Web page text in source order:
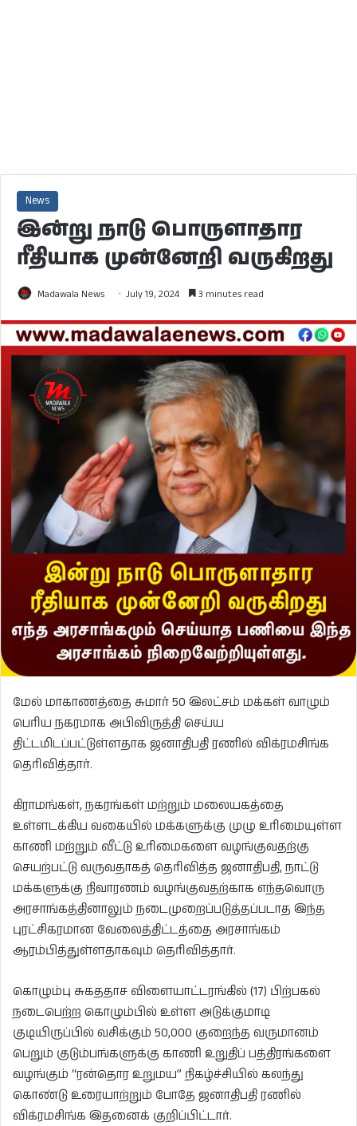
News
இன்று நாடு பொருளாதார
ரீதியாக முன்னேறி வருகிறது
Madawala News July 19, 2024 3 minutes read
மேல் மாகாணத்தை சுமார் 50 இலட்சம் மக்கள் வாழும்
பெரிய நகரமாக அபிவிருத்தி செய்ய
திட்டமிடப்பட்டுள்ளதாக ஜனாதிபதி ரணில் விக்ரமசிங்க
தெரிவித்தார்.
கிராமங்கள், நகரங்கள் மற்றும் மலையகத்தை
உள்ளடக்கிய வகையில் மக்களுக்கு முழு உரிமையுள்ள
காணி மற்றும் வீட்டு உரிமைகளை வழங்குவதற்கு
செயற்பட்டு வருவதாகத் தெரிவித்த ஜனாதிபதி, நாட்டு
மக்களுக்கு நிவாரணம் வழங்குவதற்காக எந்தவொரு
அரசாங்கத்தினாலும் நடைமுறைப்படுத்தப்படாத இந்த
புரட்சிகரமான வேலைத்திட்டத்தை அரசாங்கம்
ஆரம்பித்துள்ளதாகவும் தெரிவித்தார்.
கொழும்பு சுகததாச விளையாட்டரங்கில் (17) பிற்பகல்
நடைபெற்ற கொழும்பில் உள்ள அடுக்குமாடி
குடியிருப்பில் வசிக்கும் 50,000 குறைந்த வருமானம்
பெறும் குடும்பங்களுக்கு காணி உறுதிப் பத்திரங்களை
வழங்கும் “ரன்தொர உறுமய” நிகழ்ச்சியில் கலந்து
கொண்டு உரையாற்றும் போதே ஜனாதிபதி ரணில்
விக்ரமசிங்க இதனைக் குறிப்பிட்டார்.